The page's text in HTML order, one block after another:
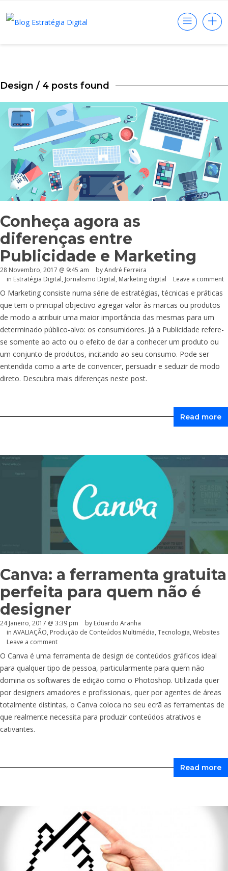
Design / 4 posts found
Conheça agora as
diferenças entre
Publicidade e Marketing
28 Novembro, 2017 @ 9:45 am
by André Ferreira
in Estratégia Digital, Jornalismo Digital, Marketing digital Leave a comment
O Marketing consiste numa série de estratégias, técnicas e práticas
que tem o principal objectivo agregar valor às marcas ou produtos
de modo a atribuir uma maior importância das mesmas para um
determinado público-alvo: os consumidores. Já a Publicidade refere-
se somente ao acto ou o efeito de dar a conhecer um produto ou
um conjunto de produtos, incitando ao seu consumo. Pode ser
entendida como a arte de convencer, persuadir e seduzir de modo
direto. Descubra mais diferenças neste post.
Read more
Canva: a ferramenta gratuita
perfeita para quem não é
designer
24 Janeiro, 2017 @ 3:39 pm by Eduardo Aranha
in AVALIAÇÃO, Produção de Conteúdos Multimédia, Tecnologia, Websites
Leave a comment
O Canva é uma ferramenta de design de conteúdos gráficos ideal
para qualquer tipo de pessoa, particularmente para quem não
domina os softwares de edição como o Photoshop. Utilizada quer
por designers amadores e profissionais, quer por agentes de áreas
totalmente distintas, o Canva coloca no seu ecrã as ferramentas de
que realmente necessita para produzir conteúdos atrativos e
cativantes.
Read more